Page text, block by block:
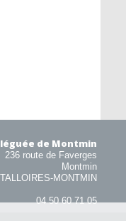
de Montmin
236 route de Faverges
Montmin
MONTMIN
04 50 60 71 05